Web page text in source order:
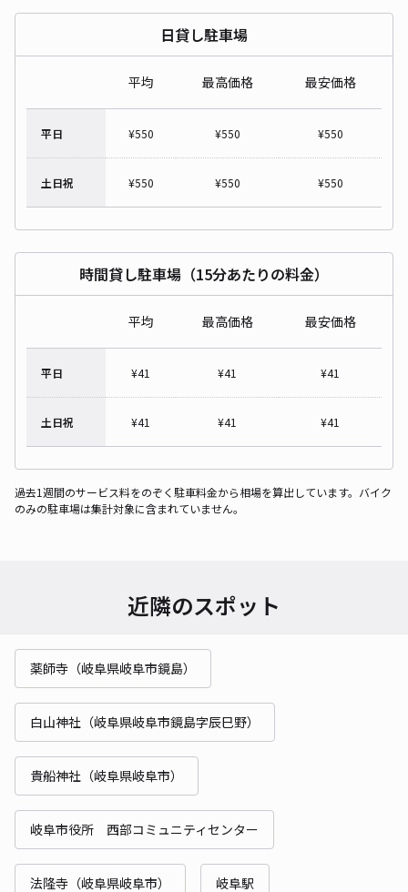
日貸し駐車場
平均 最高価格 最安価格
平日 ¥550 ¥550 ¥550
土日祝 ¥550 ¥550 ¥550
時間貸し駐車場（15分あたりの料金）
平均 最高価格 最安価格
平日 ¥41 ¥41 ¥41
土日祝 ¥41 ¥41 ¥41
過去1週間のサービス料をのぞく駐車料金から相場を算出しています。バイク
のみの駐車場は集計対象に含まれていません。
近隣のスポット
薬師寺（岐阜県岐阜市鏡島）
白山神社（岐阜県岐阜市鏡島字辰巳野）
貴船神社（岐阜県岐阜市）
岐阜市役所 西部コミュニティセンター
法隆寺（岐阜県岐阜市） 岐阜駅